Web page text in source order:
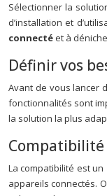
Sélectionner la
d’installation et
connectéet à
Définir vos
Avant de vous lancer
fonctionnalités sont
la solution la plus
Compatibilité
La compatibilité est
appareils connectés.